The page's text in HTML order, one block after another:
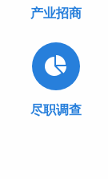
产业招商
尽职调查